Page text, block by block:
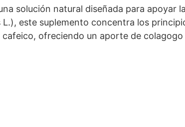
solución natural diseñada para apoyar
este suplemento concentra los
ofreciendo un aporte de colagogo